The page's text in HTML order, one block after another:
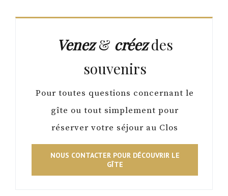
Venez& créezdes
souvenirs
Pour toutes questions concernant le
gîte ou tout simplement pour
réserver votre séjour au Clos
NOUS CONTACTER POUR DÉCOUVRIR LE
GÎTE